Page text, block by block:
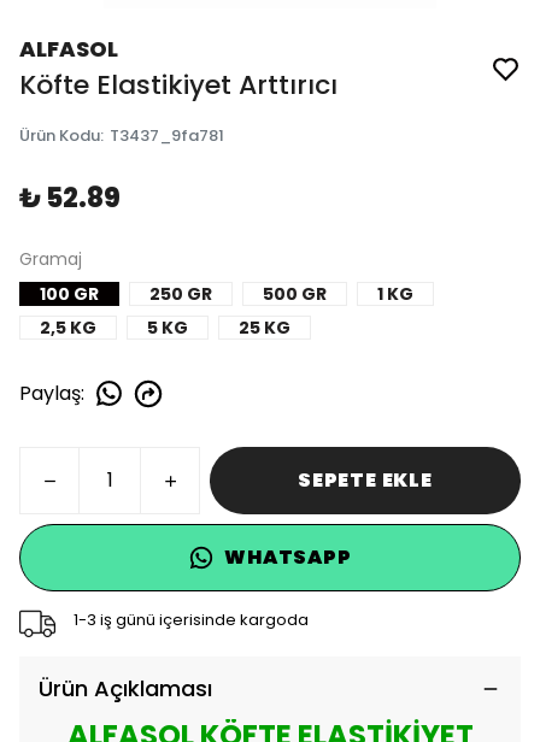
ALFASOL
Köfte Elastikiyet Arttırıcı
Ürün Kodu: T3437_9fa781
₺ 52.89
Gramaj
100 GR
250 GR 500 GR
1 KG
2,5 KG
5 KG 25 KG
Paylaş:
SEPETE EKLE
WHATSAPP
1-3 iş günü içerisinde kargoda
Ürün Açıklaması